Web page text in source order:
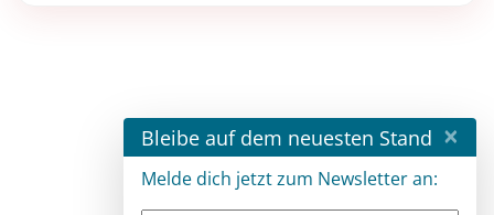
Bleibe auf dem neuesten Stand ×
Melde dich jetzt zum Newsletter an: